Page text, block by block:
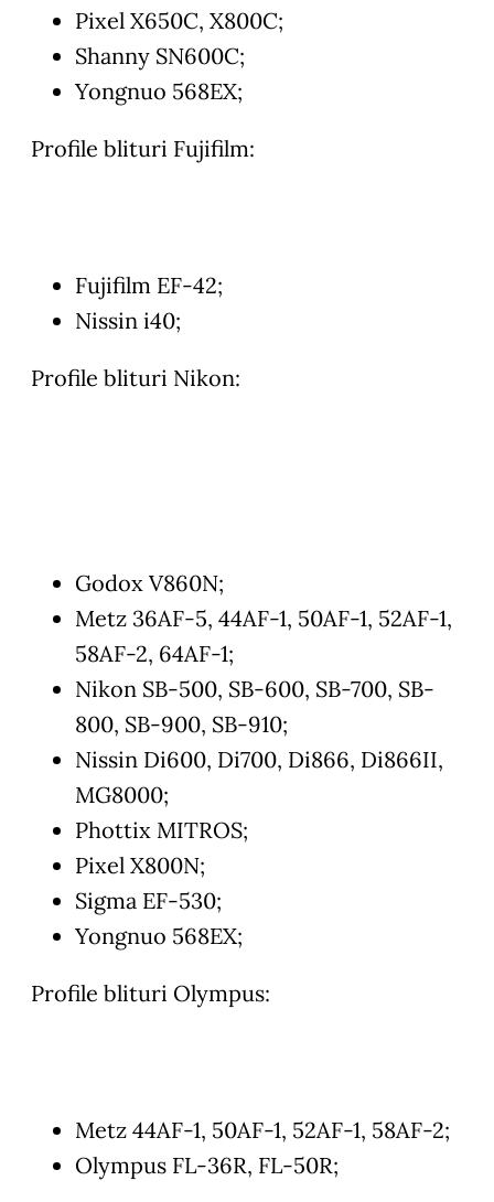
Pixel X650C, X800C;
Shanny SN600C;
Yongnuo 568EX;
Profile blituri Fujifilm:
Fujifilm EF-42;
Nissin i40;
Profile blituri Nikon:
Godox V860N;
Metz 36AF-5, 44AF-1, 50AF-1, 52AF-1,
58AF-2, 64AF-1;
Nikon SB-500, SB-600, SB-700, SB-
800, SB-900, SB-910;
Nissin Di600, Di700, Di866, Di866II,
MG8000;
Phottix MITROS;
Pixel X800N;
Sigma EF-530;
Yongnuo 568EX;
Profile blituri Olympus:
Metz 44AF-1, 50AF-1, 52AF-1, 58AF-2;
Olympus FL-36R, FL-50R;